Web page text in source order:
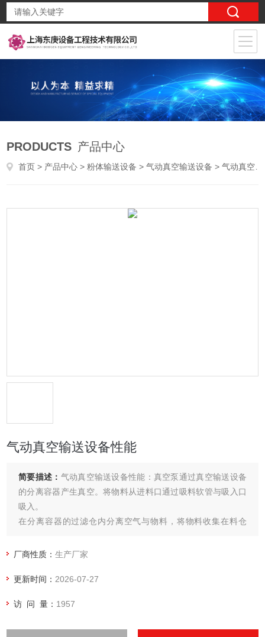
PRODUCTS 产品中心
首页 > 产品中心 >粉体输送设备 >气动真空输送设备 > 气动真空输送设备性能
气动真空输送设备性能
简要描述： 气动真空输送设备性能：真空泵通过真空输送设备
的分离容器产生真空。将物料从进料口通过吸料软管与吸入口
吸入。
在分离容器的过滤仓内分离空气与物料，将物料收集在料仓
率。
厂商性质：生产厂家
更新时间： 2026-07-27
访 问 量： 1957